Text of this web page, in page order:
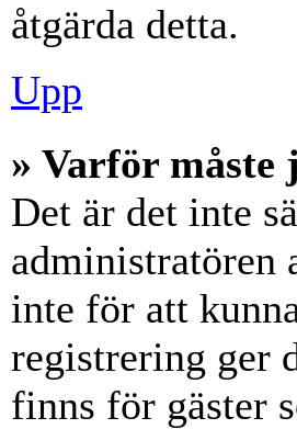
åtgärda detta.
Upp
» Varför måste
Det är det inte
administratören
inte för att
registrering ger
finns för gäster